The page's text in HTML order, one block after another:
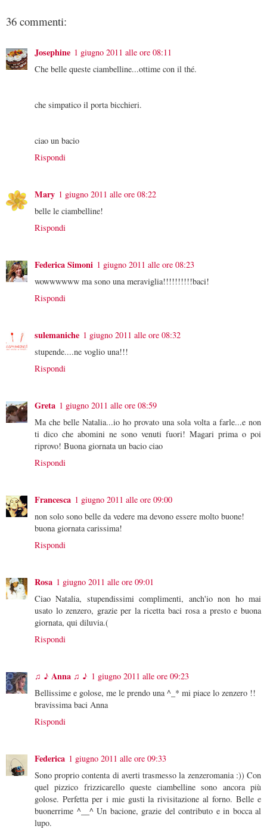
36 commenti:
Josephine 1 giugno 2011 alle ore 08:11
Che belle queste ciambelline...ottime con il thé.
che simpatico il porta bicchieri.
ciao un bacio
Rispondi
Mary 1 giugno 2011 alle ore 08:22
belle le ciambelline!
Rispondi
Federica Simoni 1 giugno 2011 alle ore 08:23
wowwwwww ma sono una meraviglia!!!!!!!!!!baci!
Rispondi
sulemaniche 1 giugno 2011 alle ore 08:32
stupende....ne voglio una!!!
Rispondi
Greta 1 giugno 2011 alle ore 08:59
Ma che belle Natalia...io ho provato una sola volta a farle...e non
ti dico che abomini ne sono venuti fuori! Magari prima o poi
riprovo! Buona giornata un bacio ciao
Rispondi
Francesca 1 giugno 2011 alle ore 09:00
non solo sono belle da vedere ma devono essere molto buone!
buona giornata carissima!
Rispondi
Rosa 1 giugno 2011 alle ore 09:01
Ciao Natalia, stupendissimi complimenti, anch'io non ho mai
usato lo zenzero, grazie per la ricetta baci rosa a presto e buona
giornata, qui diluvia.(
Rispondi
♫ ♪ Anna ♫ ♪ 1 giugno 2011 alle ore 09:23
Bellissime e golose, me le prendo una ^_* mi piace lo zenzero !!
bravissima baci Anna
Rispondi
Federica 1 giugno 2011 alle ore 09:33
Sono proprio contenta di averti trasmesso la zenzeromania :)) Con
quel pizzico frizzicarello queste ciambelline sono ancora più
golose. Perfetta per i mie gusti la rivisitazione al forno. Belle e
buonerrime ^__^ Un bacione, grazie del contributo e in bocca al
lupo.